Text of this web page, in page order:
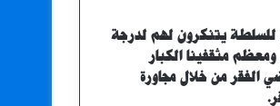
للسلطة يتنكرون لهم لدرجة
مثقفينا الكبار
الفقر من خلال مجاورة